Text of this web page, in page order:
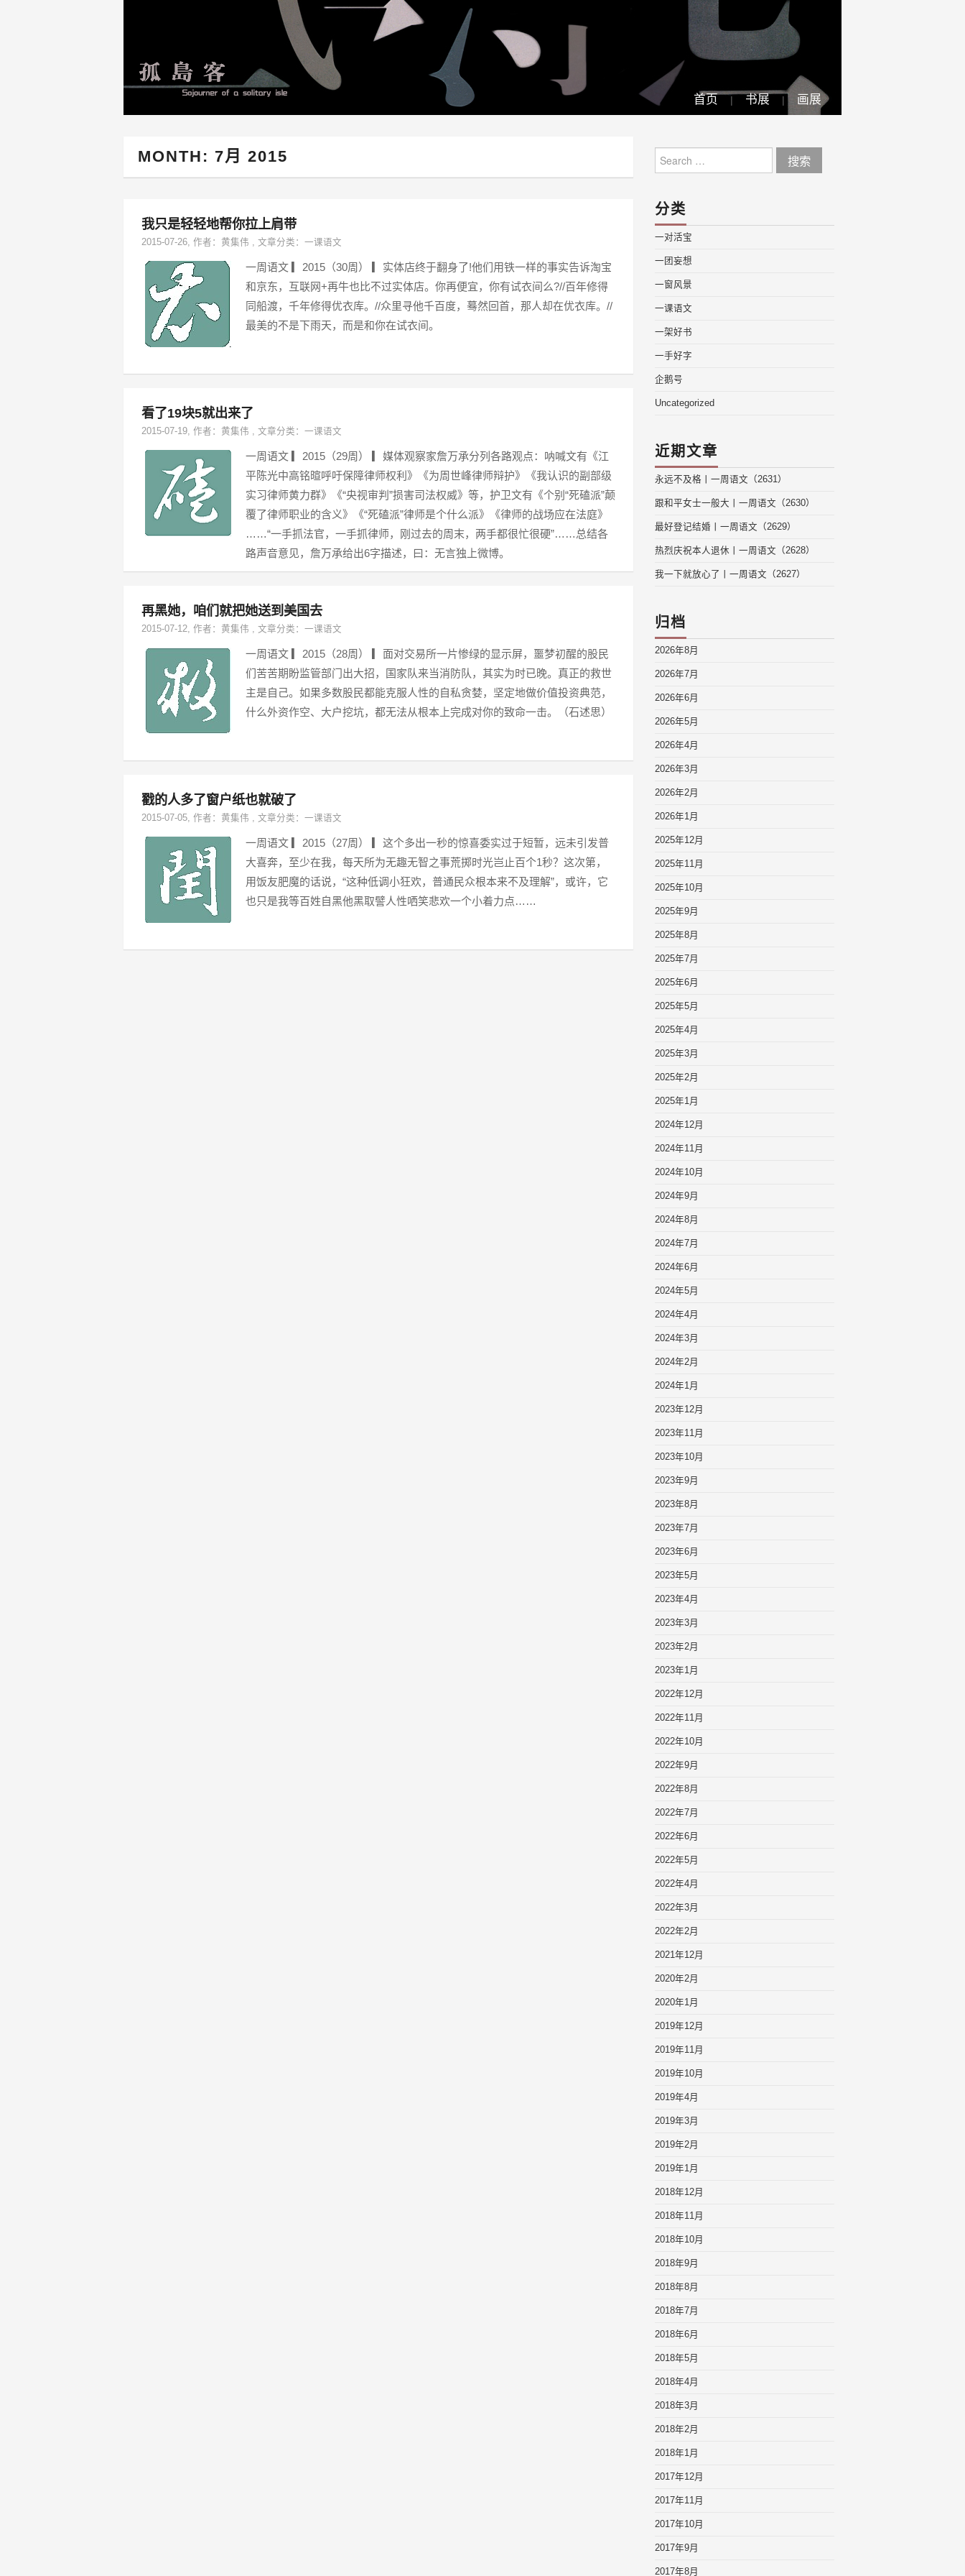
首页 书展 画展
MONTH: 7月 2015
我只是轻轻地帮你拉上肩带
2015-07-26, 作者： 黄集伟 , 文章分类： 一课语文
一周语文 ▎2015（30周） ▎实体店终于翻身了!他们用铁一样的事实告诉淘宝
和京东，互联网+再牛也比不过实体店。你再便宜，你有试衣间么?//百年修得
同船渡，千年修得优衣库。//众里寻他千百度，蓦然回首，那人却在优衣库。//
最美的不是下雨天，而是和你在试衣间。
看了19块5就出来了
2015-07-19, 作者： 黄集伟 , 文章分类： 一课语文
一周语文 ▎2015（29周） ▎媒体观察家詹万承分列各路观点：呐喊文有《江
平陈光中高铭暄呼吁保障律师权利》《为周世峰律师辩护》《我认识的副部级
实习律师黄力群》《“央视审判”损害司法权威》等，护卫文有《个别“死磕派”颠
覆了律师职业的含义》《“死磕派”律师是个什么派》《律师的战场应在法庭》
……“一手抓法官，一手抓律师，刚过去的周末，两手都很忙很硬”……总结各
路声音意见，詹万承给出6字描述，曰：无言独上微博。
再黑她，咱们就把她送到美国去
2015-07-12, 作者： 黄集伟 , 文章分类： 一课语文
一周语文 ▎2015（28周） ▎面对交易所一片惨绿的显示屏，噩梦初醒的股民
们苦苦期盼监管部门出大招，国家队来当消防队，其实为时已晚。真正的救世
主是自己。如果多数股民都能克服人性的自私贪婪，坚定地做价值投资典范，
什么外资作空、大户挖坑，都无法从根本上完成对你的致命一击。（石述思）
戳的人多了窗户纸也就破了
2015-07-05, 作者： 黄集伟 , 文章分类： 一课语文
一周语文 ▎2015（27周） ▎这个多出一秒的惊喜委实过于短暂，远未引发普
大喜奔，至少在我，每天所为无趣无智之事荒掷时光岂止百个1秒？这次第，
用饭友肥魔的话说，“这种低调小狂欢，普通民众根本来不及理解”，或许，它
也只是我等百姓自黑他黑取譬人性哂笑悲欢一个小着力点……
for:
分类
一对活宝
一团妄想
一窗风景
一课语文
一架好书
一手好字
企鹅号
Uncategorized
近期文章
永远不及格丨一周语文（2631）
跟和平女士一般大丨一周语文（2630）
最好登记结婚丨一周语文（2629）
热烈庆祝本人退休丨一周语文（2628）
我一下就放心了丨一周语文（2627）
归档
2026年8月
2026年7月
2026年6月
2026年5月
2026年4月
2026年3月
2026年2月
2026年1月
2025年12月
2025年11月
2025年10月
2025年9月
2025年8月
2025年7月
2025年6月
2025年5月
2025年4月
2025年3月
2025年2月
2025年1月
2024年12月
2024年11月
2024年10月
2024年9月
2024年8月
2024年7月
2024年6月
2024年5月
2024年4月
2024年3月
2024年2月
2024年1月
2023年12月
2023年11月
2023年10月
2023年9月
2023年8月
2023年7月
2023年6月
2023年5月
2023年4月
2023年3月
2023年2月
2023年1月
2022年12月
2022年11月
2022年10月
2022年9月
2022年8月
2022年7月
2022年6月
2022年5月
2022年4月
2022年3月
2022年2月
2021年12月
2020年2月
2020年1月
2019年12月
2019年11月
2019年10月
2019年4月
2019年3月
2019年2月
2019年1月
2018年12月
2018年11月
2018年10月
2018年9月
2018年8月
2018年7月
2018年6月
2018年5月
2018年4月
2018年3月
2018年2月
2018年1月
2017年12月
2017年11月
2017年10月
2017年9月
2017年8月